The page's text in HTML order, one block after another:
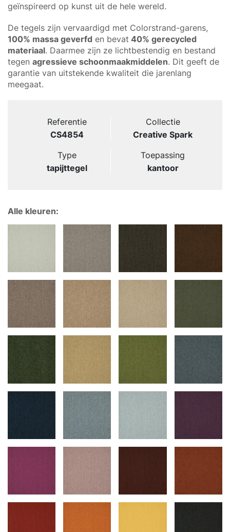
geïnspireerd op kunst uit de hele wereld.
De tegels zijn vervaardigd met Colorstrand-garens,
100% massa geverfd en bevat 40% gerecycled
materiaal. Daarmee zijn ze lichtbestendig en bestand
tegen agressieve schoonmaakmiddelen. Dit geeft de
garantie van uitstekende kwaliteit die jarenlang
meegaat.
Referentie
CS4854
Collectie
Creative Spark
Type
tapijttegel
Toepassing
kantoor
Alle kleuren: